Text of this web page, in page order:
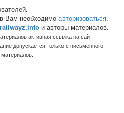
Вам необходимо авторизоваться.
и авторы материалов.
активная ссылка на сайт
допускается только с письменного